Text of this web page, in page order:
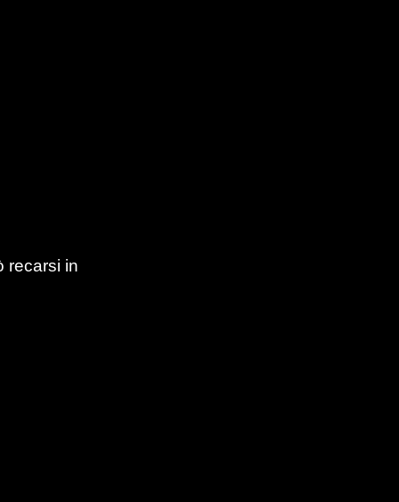
recarsi in